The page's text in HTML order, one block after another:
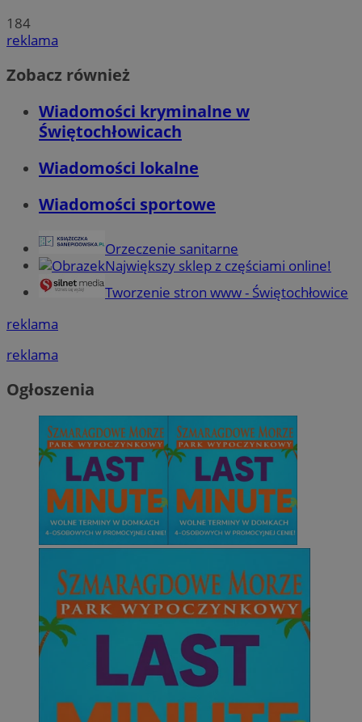
184
reklama
Zobacz również
Wiadomości kryminalne w
Świętochłowicach
Wiadomości lokalne
Wiadomości sportowe
Orzeczenie sanitarne
Największy sklep z częściami online!
Tworzenie stron www - Świętochłowice
reklama
reklama
Ogłoszenia